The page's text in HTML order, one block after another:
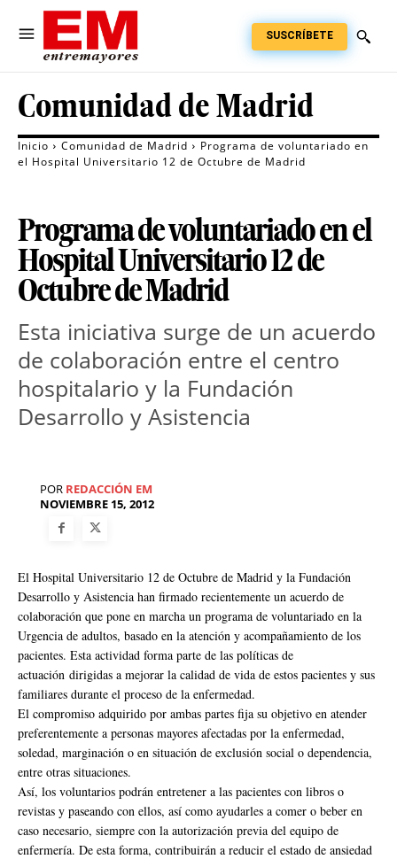
SUSCRÍBETE
Comunidad de Madrid
Inicio Comunidad de Madrid
Programa de voluntariado en
el Hospital Universitario 12 de Octubre de Madrid
Programa de voluntariado en el
Hospital Universitario 12 de
Octubre de Madrid
Esta iniciativa surge de un acuerdo
de colaboración entre el centro
hospitalario y la Fundación
Desarrollo y Asistencia
POR REDACCIÓN EM
NOVIEMBRE 15, 2012
El Hospital Universitario 12 de Octubre de Madrid y la Fundación
Desarrollo y Asistencia han firmado recientemente un acuerdo de
colaboración que pone en marcha un programa de voluntariado en la
Urgencia de adultos, basado en la atención y acompañamiento de los
pacientes. Esta actividad forma parte de las políticas de
actuación dirigidas a mejorar la calidad de vida de estos pacientes y sus
familiares durante el proceso de la enfermedad.
El compromiso adquirido por ambas partes fija su objetivo en atender
preferentemente a personas mayores afectadas por la enfermedad,
soledad, marginación o en situación de exclusión social o dependencia,
entre otras situaciones.
Así, los voluntarios podrán entretener a las pacientes con libros o
revistas y paseando con ellos, así como ayudarles a comer o beber en
caso necesario, siempre con la autorización previa del equipo de
enfermería. De esta forma, contribuirán a reducir el estado de ansiedad